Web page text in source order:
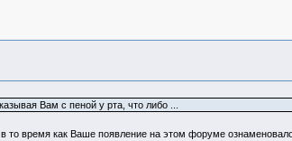
Вам с пеной у рта, что либо ...
время как Ваше появление на этом форуме